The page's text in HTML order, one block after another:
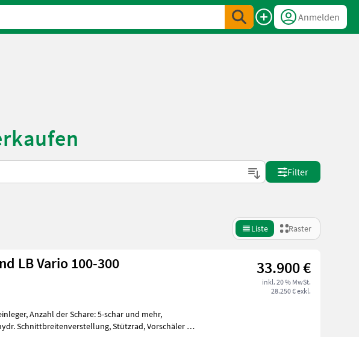
Anmelden
Filter
Liste Raster
LB Vario 100-300 33.900 €
inkl. 20 % MwSt.
28.250 € exkl.
Anzahl der Schare: 5-schar und mehr,
Schnittbreitenverstellung, Stützrad, Vorschäler -